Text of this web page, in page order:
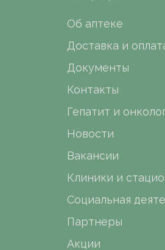
Об аптеке
Доставка и
Документы
Контакты
Гепатит и
Новости
Вакансии
Клиники и
Социальная
Партнеры
Акции